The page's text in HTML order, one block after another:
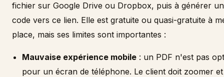
fichier sur Google Drive ou Dropbox, puis à générer
code vers ce lien. Elle est gratuite ou quasi-gratuite à
place, mais ses limites sont importantes :
Mauvaise expérience mobile : un PDF n'est pas
pour un écran de téléphone. Le client doit zoomer